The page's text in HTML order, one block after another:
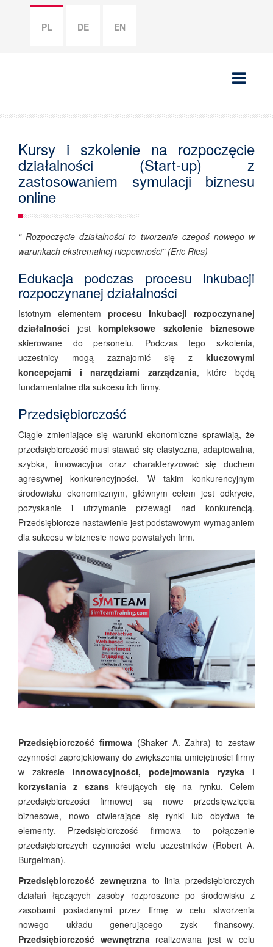
PL DE EN
Kursy i szkolenie na rozpoczęcie
działalności (Start-up) z
zastosowaniem symulacji biznesu
online
“ Rozpoczęcie działalności to tworzenie czegoś nowego w
warunkach ekstremalnej niepewności” (Eric Ries)
Edukacja podczas procesu inkubacji
rozpoczynanej działalności
Istotnym elementem procesu inkubacji rozpoczynanej
działalności jest kompleksowe szkolenie biznesowe
skierowane do personelu. Podczas tego szkolenia,
uczestnicy mogą zaznajomić się z kluczowymi
koncepcjami i narzędziami zarządzania, które będą
fundamentalne dla sukcesu ich firmy.
Przedsiębiorczość
Ciągle zmieniające się warunki ekonomiczne sprawiają, że
przedsiębiorczość musi stawać się elastyczna, adaptowalna,
szybka, innowacyjna oraz charakteryzować się duchem
agresywnej konkurencyjności. W takim konkurencyjnym
środowisku ekonomicznym, głównym celem jest odkrycie,
pozyskanie i utrzymanie przewagi nad konkurencją.
Przedsiębiorcze nastawienie jest podstawowym wymaganiem
dla sukcesu w biznesie nowo powstałych firm.
Przedsiębiorczość firmowa(Shaker A. Zahra) to zestaw
czynności zaprojektowany do zwiększenia umiejętności firmy
w zakresie innowacyjności, podejmowania ryzyka i
korzystania z szanskreujących się na rynku. Celem
przedsiębiorczości firmowej są nowe przedsięwzięcia
biznesowe, nowo otwierające się rynki lub obydwa te
elementy. Przedsiębiorczość firmowa to połączenie
przedsiębiorczych czynności wielu uczestników (Robert A.
Burgelman).
Przedsiębiorczość zewnętrznato linia przedsiębiorczych
działań łączących zasoby rozproszone po środowisku z
zasobami posiadanymi przez firmę w celu stworzenia
nowego układu generującego zysk finansowy.
Przedsiębiorczość wewnętrznarealizowana jest w celu